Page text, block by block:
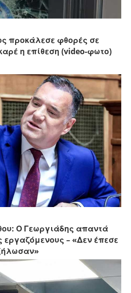
προκάλεσε φθορές σε
η επίθεση (video-φωτο)
Ο Γεωργιάδης απαντά
εργαζόμενους – «Δεν έπεσε